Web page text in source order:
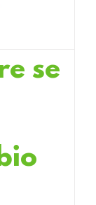
se